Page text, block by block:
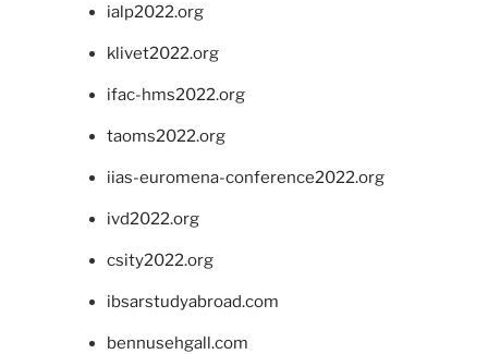
ialp2022.org
klivet2022.org
ifac-hms2022.org
taoms2022.org
iias-euromena-conference2022.org
ivd2022.org
csity2022.org
ibsarstudyabroad.com
bennusehgall.com